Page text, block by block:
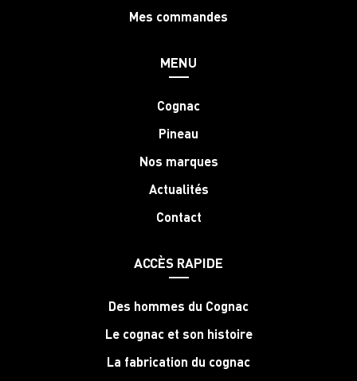
Mes commandes
MENU
Cognac
Pineau
Nos marques
Actualités
Contact
ACCÈS RAPIDE
Des hommes du Cognac
Le cognac et son histoire
La fabrication du cognac